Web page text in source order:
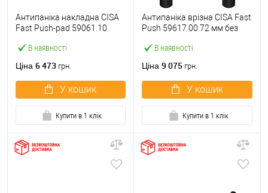
В наявності
Антипаніка накладна CISA
Fast Push-pad 59061.10
Ціна 6 473 грн.
У кошик
Купити в 1 клік
В наявності
Антипаніка врізна CISA Fast
Push 59617.00 72 мм без
Ціна 9 075 грн.
У кошик
Купити в 1 клік